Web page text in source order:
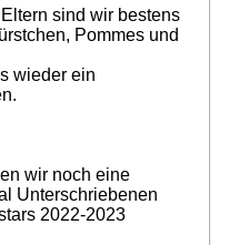
sind wir bestens
Pommes und
wieder ein
wir noch eine
Unterschriebenen
2022-2023